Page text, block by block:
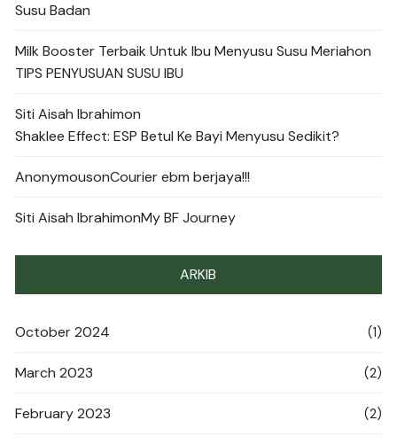
Susu Badan
Milk Booster Terbaik Untuk Ibu Menyusu Susu Meriahon
TIPS PENYUSUAN SUSU IBU
Siti Aisah Ibrahimon
Shaklee Effect: ESP Betul Ke Bayi Menyusu Sedikit?
AnonymousonCourier ebm berjaya!!!
Siti Aisah IbrahimonMy BF Journey
ARKIB
October 2024 (1)
March 2023 (2)
February 2023 (2)